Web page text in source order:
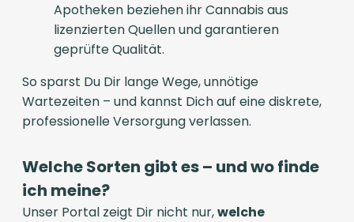
Apotheken beziehen ihr Cannabis aus
lizenzierten Quellen und garantieren
geprüfte Qualität.
So sparst Du Dir lange Wege, unnötige
Wartezeiten – und kannst Dich auf eine diskrete,
professionelle Versorgung verlassen.
Welche Sorten gibt es – und wo finde
ich meine?
Unser Portal zeigt Dir nicht nur,welche